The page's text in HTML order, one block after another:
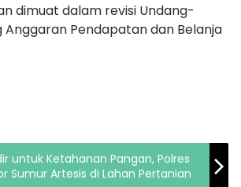
dimuat dalam revisi Undang-
Pendapatan dan Belanja
untuk Ketahanan Pangan, Polres
Sumur Artesis di Lahan Pertanian